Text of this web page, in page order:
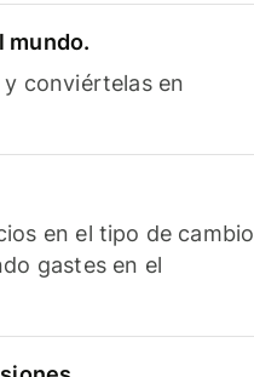
mundo.
conviértelas en
en el tipo de cambio
gastes en el